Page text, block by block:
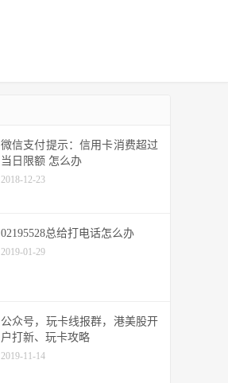
微信支付提示：信用卡消费超过
当日限额 怎么办
2018-12-23
02195528总给打电话怎么办
2019-01-29
公众号，玩卡线报群，港美股开
户打新、玩卡攻略
2019-11-14